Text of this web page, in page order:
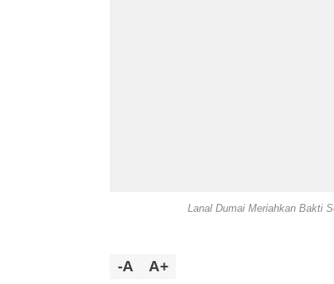
Lanal Dumai Meriahkan Bakti
-A A+